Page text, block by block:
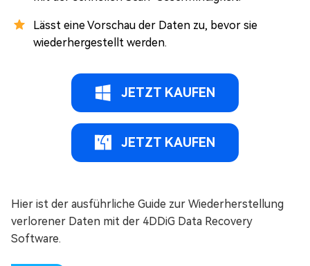
Lässt eine Vorschau der Daten zu, bevor sie
wiederhergestellt werden.
JETZT KAUFEN
JETZT KAUFEN
Hier ist der ausführliche Guide zur Wiederherstellung
verlorener Daten mit der 4DDiG Data Recovery
Software.